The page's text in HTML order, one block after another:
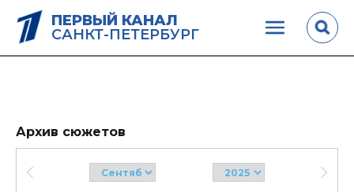
ПЕРВЫЙ КАНАЛ
САНКТ-ПЕТЕРБУРГ
Архив сюжетов